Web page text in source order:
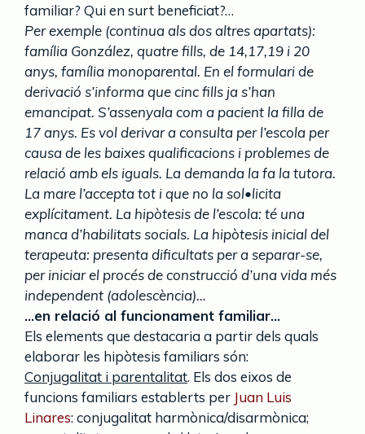
familiar? Qui en surt beneficiat?…
Per exemple (continua als dos altres apartats):
família González, quatre fills, de 14,17,19 i 20
anys, família monoparental. En el formulari de
derivació s’informa que cinc fills ja s’han
emancipat. S’assenyala com a pacient la filla de
17 anys. Es vol derivar a consulta per l’escola per
causa de les baixes qualificacions i problemes de
relació amb els iguals. La demanda la fa la tutora.
La mare l’accepta tot i que no la sol•licita
explícitament. La hipòtesis de l’escola: té una
manca d’habilitats socials. La hipòtesis inicial del
terapeuta: presenta dificultats per a separar-se,
per iniciar el procés de construcció d’una vida més
independent (adolescència)…
…en relació al funcionament familiar…
Els elements que destacaria a partir dels quals
elaborar les hipòtesis familiars són:
Conjugalitat i parentalitat. Els dos eixos de
funcions familiars establerts per Juan Luis
Linares: conjugalitat harmònica/disarmònica;